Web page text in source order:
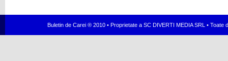
Buletin de Carei ® 2010 • Proprietate a SC DIVERTI MEDIA SRL •